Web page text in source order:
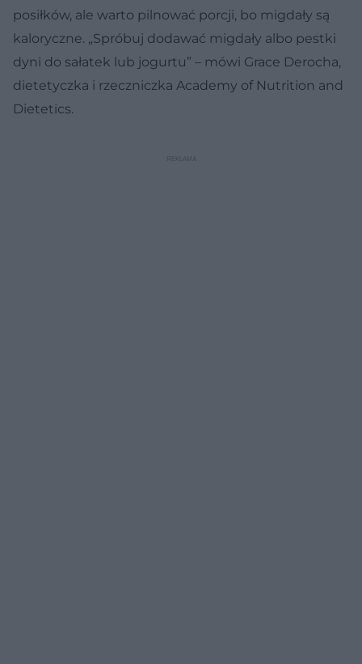
posiłków, ale warto pilnować porcji, bo migdały są
kaloryczne. „Spróbuj dodawać migdały albo pestki
dyni do sałatek lub jogurtu” – mówi Grace Derocha,
dietetyczka i rzeczniczka Academy of Nutrition and
Dietetics.